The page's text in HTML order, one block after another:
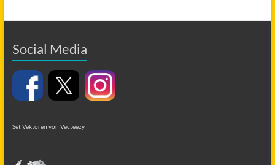
Social Media
Set Vektoren von Vecteezy